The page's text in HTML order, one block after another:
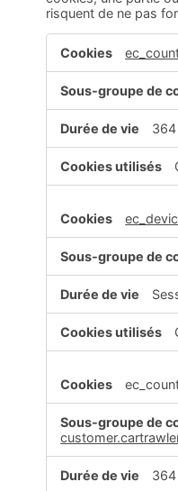
risquent de ne pas
de